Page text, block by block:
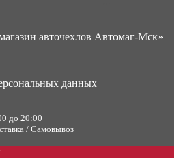
авточехлов Автомаг-Мск»
данных
до 20:00
/ Самовывоз